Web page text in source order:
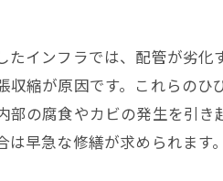
インフラでは、配管が劣化
縮が原因です。これらのひ
の腐食やカビの発生を引き
早急な修繕が求められます。